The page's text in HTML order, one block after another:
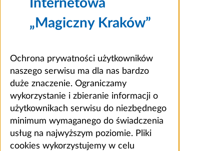
Internetowa
„Magiczny Kraków”
Ochrona prywatności użytkowników
naszego serwisu ma dla nas bardzo
duże znaczenie. Ograniczamy
wykorzystanie i zbieranie informacji o
użytkownikach serwisu do niezbędnego
minimum wymaganego do świadczenia
usług na najwyższym poziomie. Pliki
cookies wykorzystujemy w celu